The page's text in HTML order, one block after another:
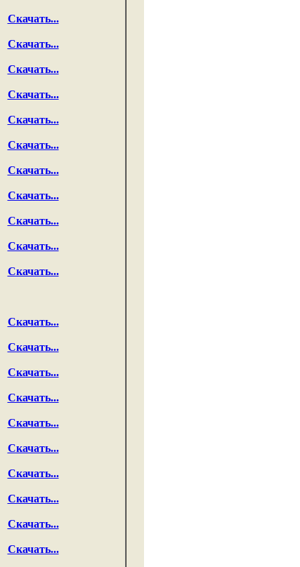
Скачать...
Скачать...
Скачать...
Скачать...
Скачать...
Скачать...
Скачать...
Скачать...
Скачать...
Скачать...
Скачать...
Скачать...
Скачать...
Скачать...
Скачать...
Скачать...
Скачать...
Скачать...
Скачать...
Скачать...
Скачать...